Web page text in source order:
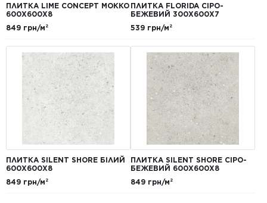
ПЛИТКА LIME CONCEPT МОККО
600Х600Х8
849 грн/м²
ПЛИТКА FLORIDA СІРО-
БЕЖЕВИЙ 300Х600Х7
539 грн/м²
ПЛИТКА SILENT SHORE БІЛИЙ
600Х600Х8
849 грн/м²
ПЛИТКА SILENT SHORE СІРО-
БЕЖЕВИЙ 600Х600Х8
849 грн/м²